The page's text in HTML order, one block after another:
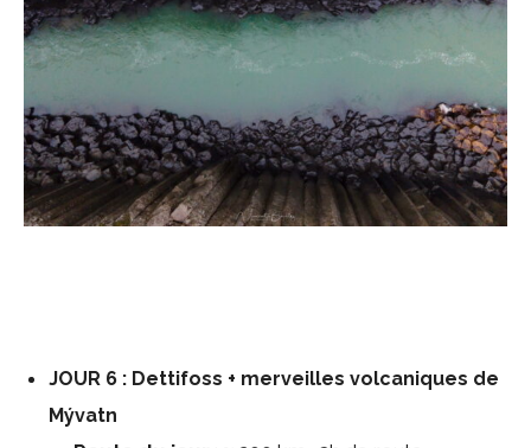
JOUR 6 : Dettifoss + merveilles volcaniques de
Mývatn